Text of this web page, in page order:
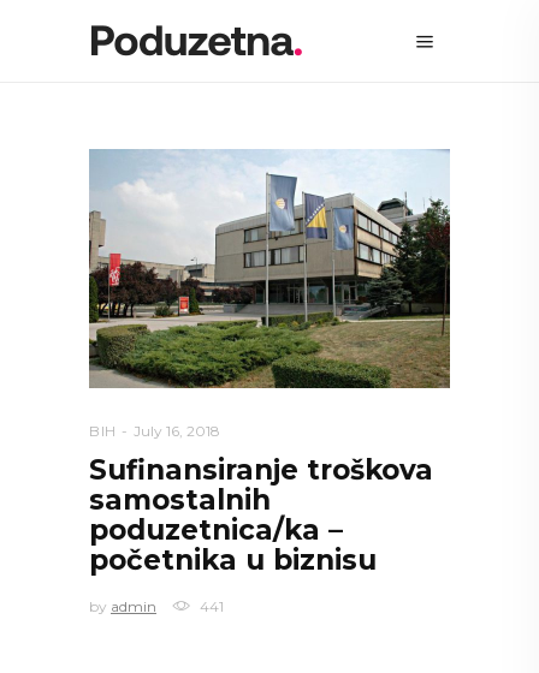
BIH July 16, 2018
Sufinansiranje troškova
samostalnih
poduzetnica/ka –
početnika u biznisu
by admin 441